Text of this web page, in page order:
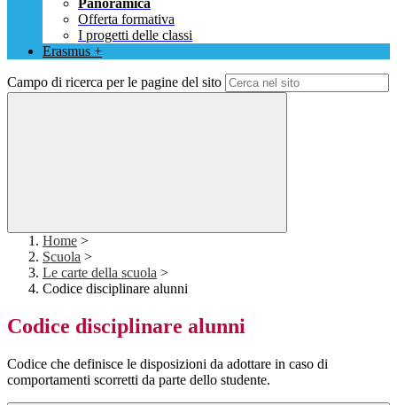
Panoramica
Offerta formativa
I progetti delle classi
Erasmus +
Campo di ricerca per le pagine del sito
Home >
Scuola >
Le carte della scuola >
Codice disciplinare alunni
Codice disciplinare alunni
Codice che definisce le disposizioni da adottare in caso di
comportamenti scorretti da parte dello studente.